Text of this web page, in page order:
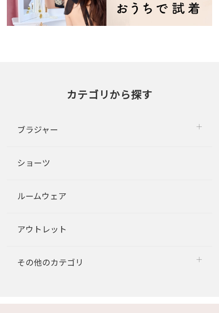
カテゴリから探す
ブラジャー
ショーツ
ルームウェア
アウトレット
その他のカテゴリ